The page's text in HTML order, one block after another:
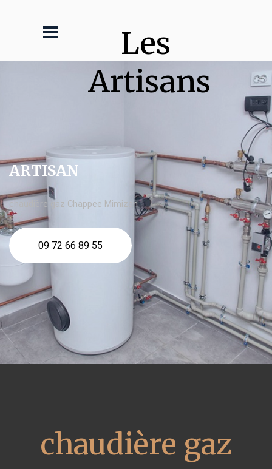
Les
Artisans
ARTISAN
chaudière gaz Chappee Mimizan
09 72 66 89 55
chaudière gaz